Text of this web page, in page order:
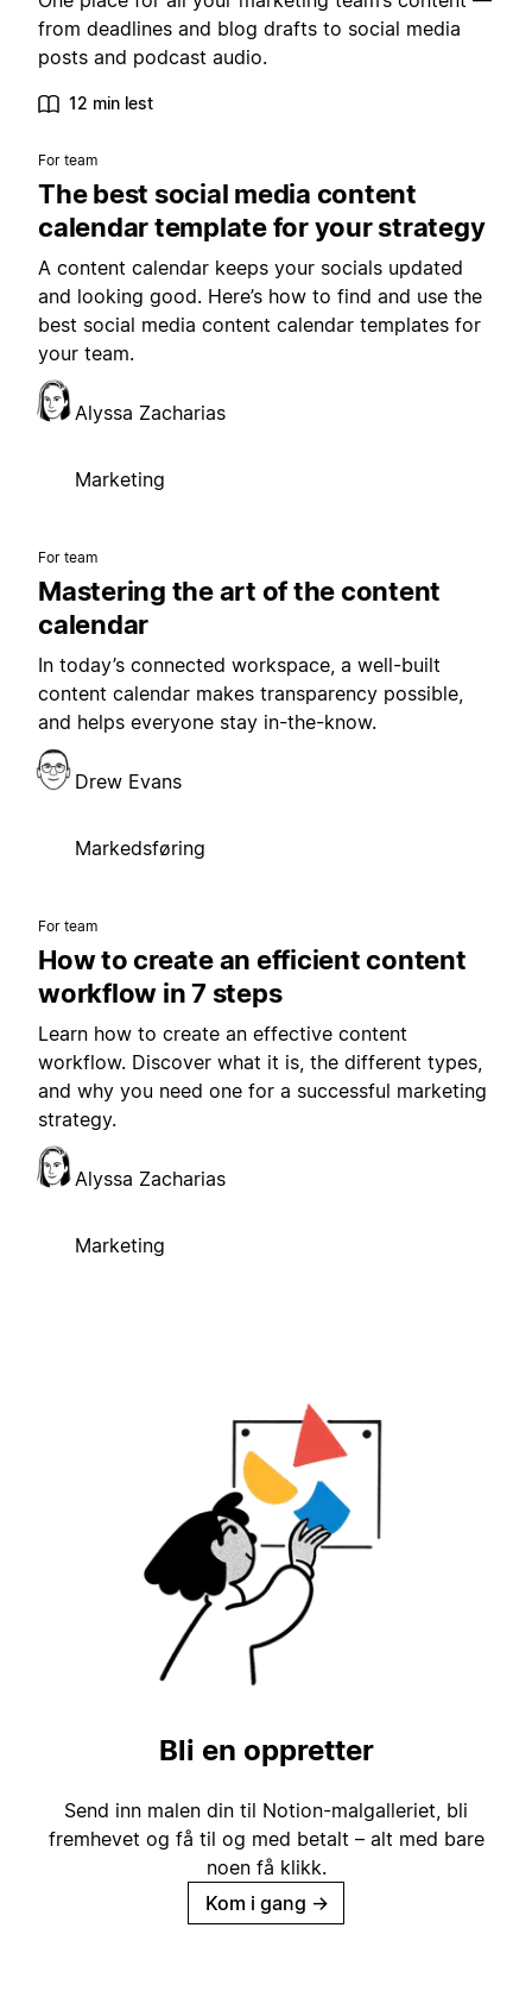
from deadlines and blog drafts to social media
posts and podcast audio.
12 min lest
For team
The best social media content
calendar template for your strategy
A content calendar keeps your socials updated
and looking good. Here’s how to find and use the
best social media content calendar templates for
your team.
Alyssa Zacharias
Marketing
For team
Mastering the art of the content
calendar
In today’s connected workspace, a well-built
content calendar makes transparency possible,
and helps everyone stay in-the-know.
Drew Evans
Markedsføring
For team
How to create an efficient content
workflow in 7 steps
Learn how to create an effective content
workflow. Discover what it is, the different types,
and why you need one for a successful marketing
strategy.
Alyssa Zacharias
Marketing
Bli en oppretter
Send inn malen din til Notion-malgalleriet, bli
fremhevet og få til og med betalt – alt med bare
noen få klikk.
Kom i gang →